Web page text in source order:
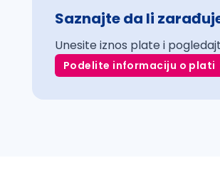
Saznajte da li
Unesite iznos plate i
Podelite informaciju o plati